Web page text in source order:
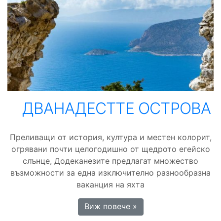
ДВАНАДЕСТТЕ ОСТРОВА
Преливащи от история, култура и местен колорит,
огрявани почти целогодишно от щедрото егейско
слънце, Додеканезите предлагат множество
възможности за една изключително разнообразна
ваканция на яхта
Виж повече »